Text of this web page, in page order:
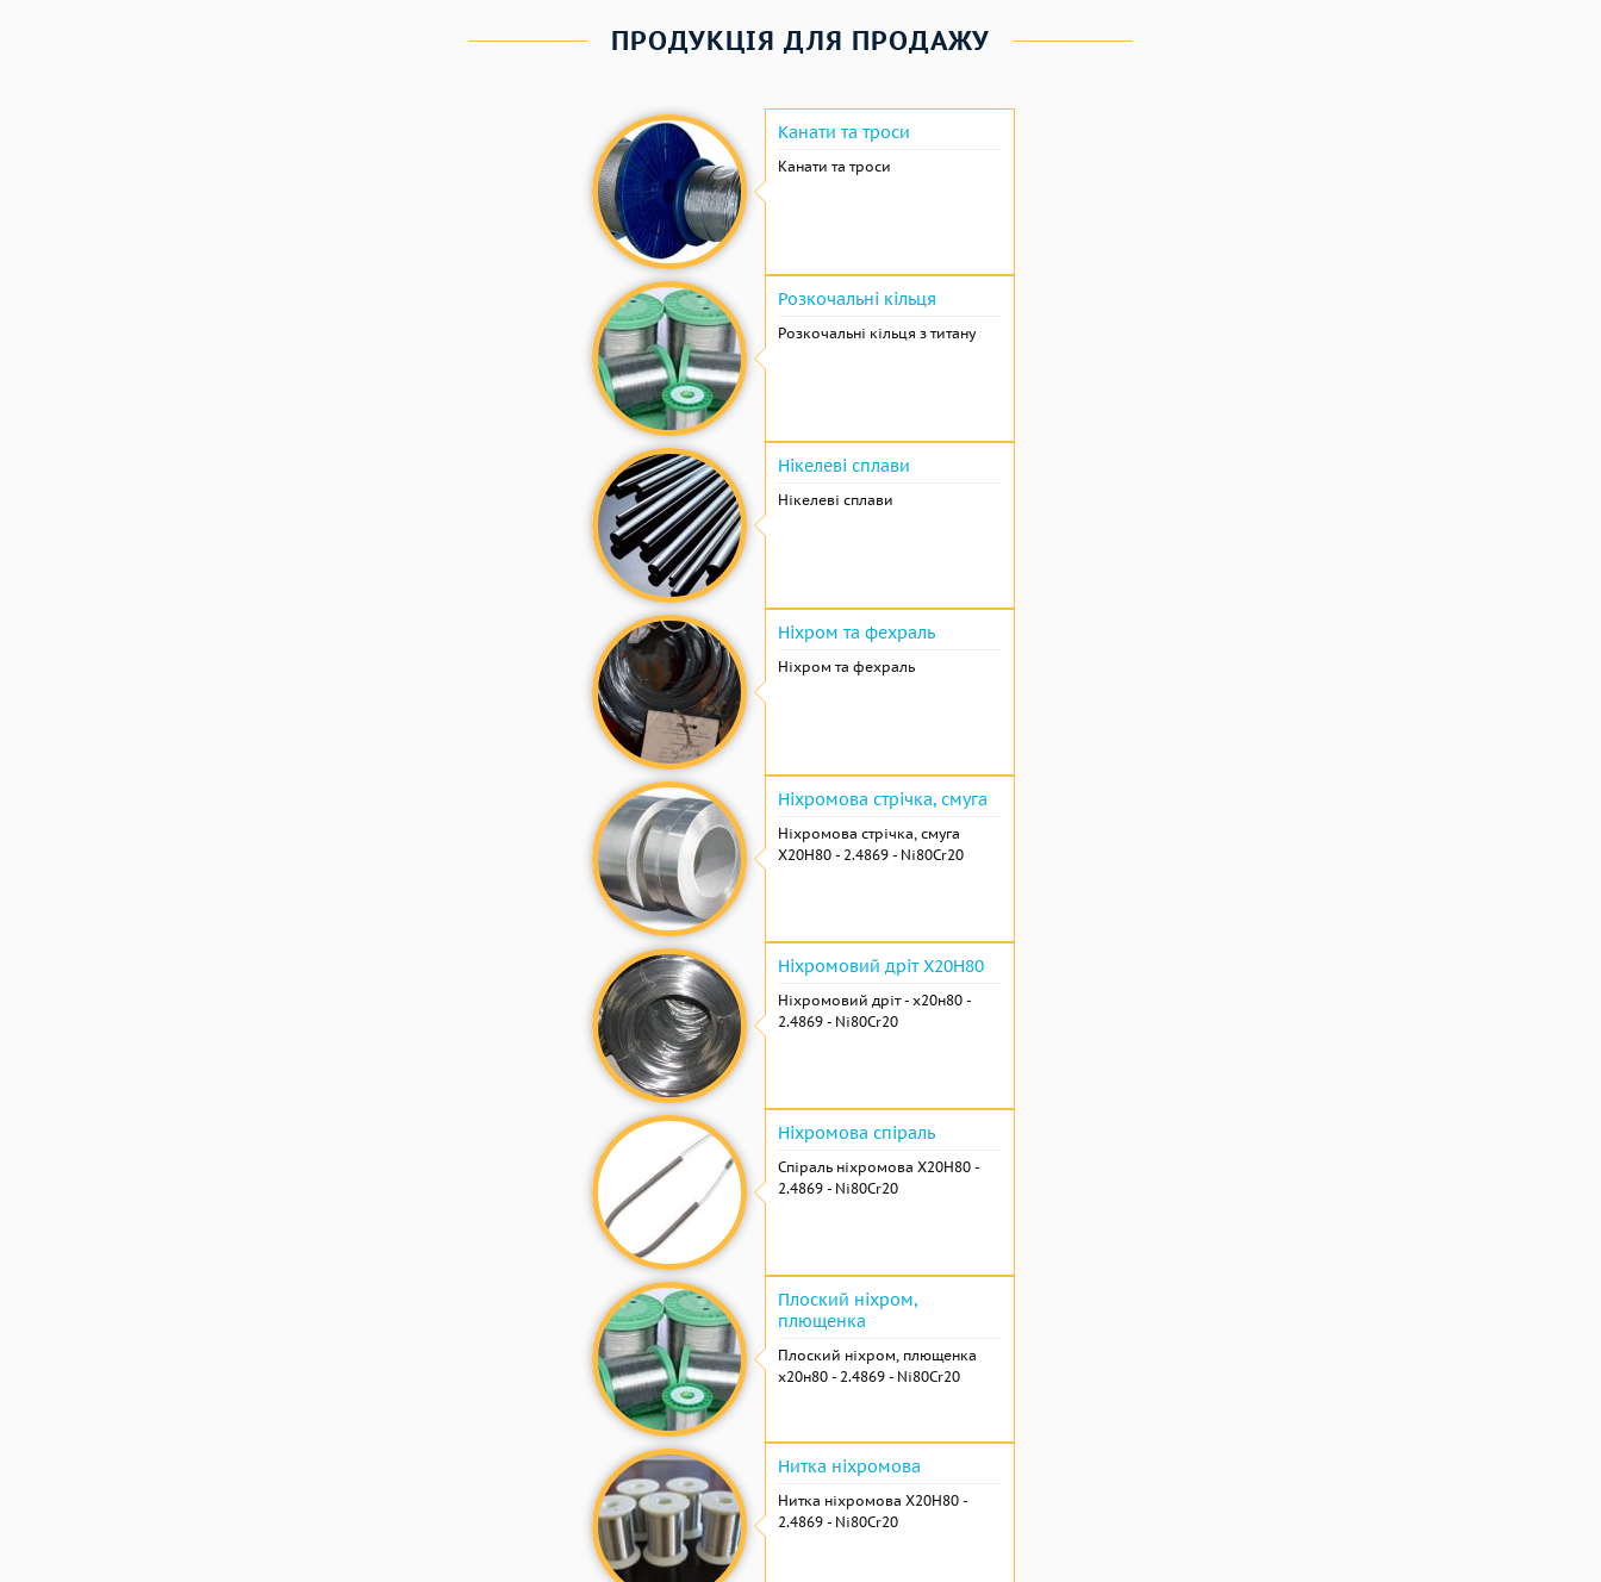
ПРОДУКЦІЯ ДЛЯ ПРОДАЖУ
Канати та троси
Канати та троси
Розкочальні кільця
Розкочальні кільця з титану
Нікелеві сплави
Нікелеві сплави
Ніхром та фехраль
Ніхром та фехраль
Ніхромова стрічка, смуга
Ніхромова стрічка, смуга
Х20Н80 - 2.4869 - Ni80Cr20
Ніхромовий дріт Х20Н80
Ніхромовий дріт - х20н80 -
2.4869 - Ni80Cr20
Ніхромова спіраль
Спіраль ніхромова Х20Н80 -
2.4869 - Ni80Cr20
Плоский ніхром,
плющенка
Плоский ніхром, плющенка
х20н80 - 2.4869 - Ni80Cr20
Нитка ніхромова
Нитка ніхромова Х20Н80 -
2.4869 - Ni80Cr20